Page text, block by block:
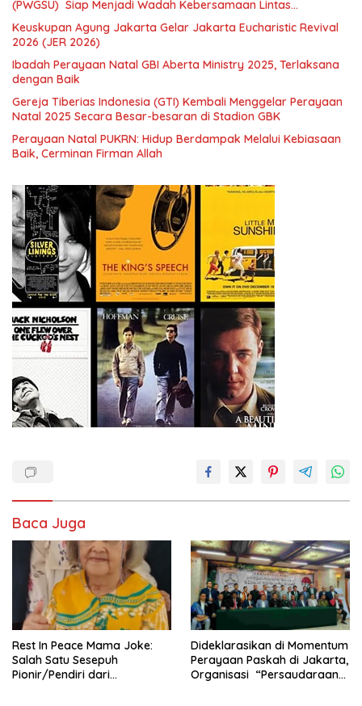
(PWGSU) Siap Menjadi Wadah Kebersamaan Lintas
Denominasi untuk Menghimpun Potensi Warga Gereja
Diaspora untuk Menjawab Tantangan Sosial Bangsa
Keuskupan Agung Jakarta Gelar Jakarta Eucharistic Revival
2026 (JER 2026)
Ibadah Perayaan Natal GBI Aberta Ministry 2025, Terlaksana
dengan Baik
Gereja Tiberias Indonesia (GTI) Kembali Menggelar Perayaan
Natal 2025 Secara Besar-besaran di Stadion GBK
Perayaan Natal PUKRN: Hidup Berdampak Melalui Kebiasaan
Baik, Cerminan Firman Allah
Baca Juga
Rest In Peace Mama Joke:
Salah Satu Sesepuh
Pionir/Pendiri dari
Dideklarasikan di Momentum
Perayaan Paskah di Jakarta,
Organisasi “Persaudaraan